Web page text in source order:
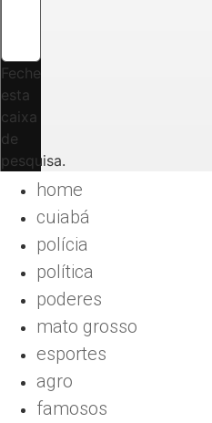
Feche
esta
caixa
de
pesquisa.
home
cuiabá
polícia
política
poderes
mato grosso
esportes
agro
famosos